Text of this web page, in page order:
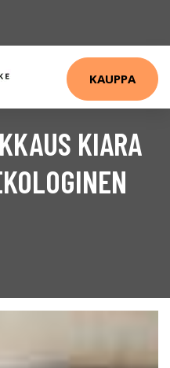
KAUPPA
KIARA